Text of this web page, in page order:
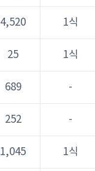
4,520 1식
25 1식
689 -
252 -
1,045 1식